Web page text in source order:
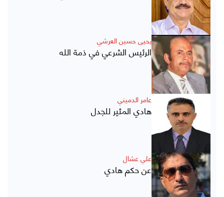
يحيى حسين العرشي
الرئيس الشرعي في ذمة الله
عامر الدميني
هادي المثير للجدل
علي عشال
عن حكم هادي